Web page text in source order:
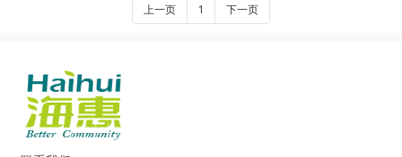
上一页 1 下一页